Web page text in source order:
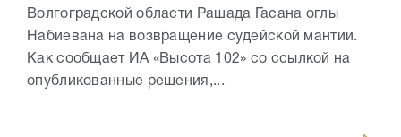
Волгоградской области Рашада Гасана оглы
Набиевана на возвращение судейской мантии.
Как сообщает ИА «Высота 102» со ссылкой на
опубликованные решения,...